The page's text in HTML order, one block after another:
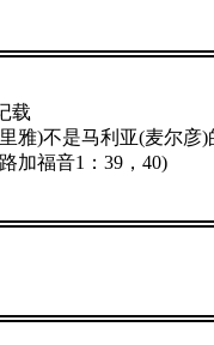
载
雅)不是马利亚(麦尔彦)
加福音1：39，40)